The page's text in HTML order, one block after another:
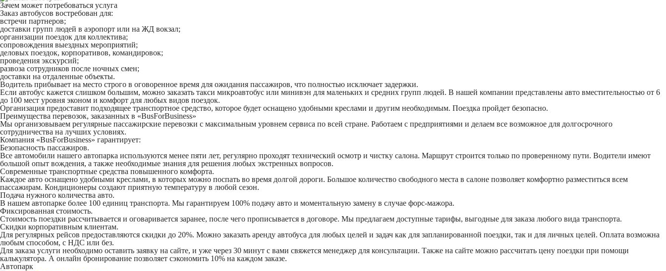
Зачем может потребоваться услуга
Заказ автобусов востребован для:
встречи партнеров;
доставки групп людей в аэропорт или на ЖД вокзал;
организации поездок для коллектива;
сопровождения выездных мероприятий;
деловых поездок, корпоративов, командировок;
проведения экскурсий;
развоза сотрудников после ночных смен;
доставки на отдаленные объекты.
Водитель прибывает на место строго в оговоренное время для ожидания пассажиров, что полностью исключает задержки.
Если автобус кажется слишком большим, можно заказать такси микроавтобус или минивэн для маленьких и средних групп людей. В нашей компании представлены авто вместительностью от 6
до 100 мест уровня эконом и комфорт для любых видов поездок.
Организация предоставит подходящее транспортное средство, которое будет оснащено удобными креслами и другим необходимым. Поездка пройдет безопасно.
Преимущества перевозок, заказанных в «BusForBusiness»
Мы организовываем регулярные пассажирские перевозки с максимальным уровнем сервиса по всей стране. Работаем с предприятиями и делаем все возможное для долгосрочного
сотрудничества на лучших условиях.
Компания «BusForBusiness» гарантирует:
Безопасность пассажиров.
Все автомобили нашего автопарка используются менее пяти лет, регулярно проходят технический осмотр и чистку салона. Маршрут строится только по проверенному пути. Водители имеют
большой опыт вождения, а также необходимые знания для решения любых экстренных вопросов.
Современные транспортные средства повышенного комфорта.
Каждое авто оснащено удобными креслами, в которых можно поспать во время долгой дороги. Большое количество свободного места в салоне позволяет комфортно разместиться всем
пассажирам. Кондиционеры создают приятную температуру в любой сезон.
Подача нужного количества авто.
В нашем автопарке более 100 единиц транспорта. Мы гарантируем 100% подачу авто и моментальную замену в случае форс-мажора.
Фиксированная стоимость.
Стоимость поездки рассчитывается и оговаривается заранее, после чего прописывается в договоре. Мы предлагаем доступные тарифы, выгодные для заказа любого вида транспорта.
Скидки корпоративным клиентам.
Для регулярных рейсов предоставляются скидки до 20%. Можно заказать аренду автобуса для любых целей и задач как для запланированной поездки, так и для личных целей. Оплата возможна
любым способом, с НДС или без.
Для заказа услуги необходимо оставить заявку на сайте, и уже через 30 минут с вами свяжется менеджер для консультации. Также на сайте можно рассчитать цену поездки при помощи
калькулятора. А онлайн бронирование позволяет сэкономить 10% на каждом заказе.
Автопарк